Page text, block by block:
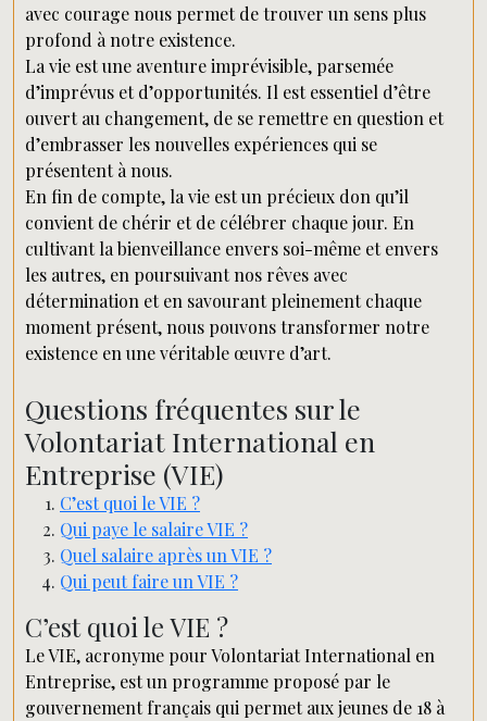
avec courage nous permet de trouver un sens plus
profond à notre existence.
La vie est une aventure imprévisible, parsemée
d’imprévus et d’opportunités. Il est essentiel d’être
ouvert au changement, de se remettre en question et
d’embrasser les nouvelles expériences qui se
présentent à nous.
En fin de compte, la vie est un précieux don qu’il
convient de chérir et de célébrer chaque jour. En
cultivant la bienveillance envers soi-même et envers
les autres, en poursuivant nos rêves avec
détermination et en savourant pleinement chaque
moment présent, nous pouvons transformer notre
existence en une véritable œuvre d’art.
Questions fréquentes sur le
Volontariat International en
Entreprise (VIE)
C’est quoi le VIE ?
Qui paye le salaire VIE ?
Quel salaire après un VIE ?
Qui peut faire un VIE ?
C’est quoi le VIE ?
Le VIE, acronyme pour Volontariat International en
Entreprise, est un programme proposé par le
gouvernement français qui permet aux jeunes de 18 à